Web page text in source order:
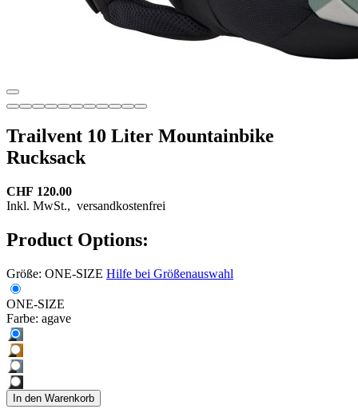
Trailvent 10 Liter Mountainbike
Rucksack
CHF 120.00
Inkl. MwSt., versandkostenfrei
Product Options:
Größe: ONE-SIZE Hilfe bei Größenauswahl
ONE-SIZE
Farbe: agave
In den Warenkorb